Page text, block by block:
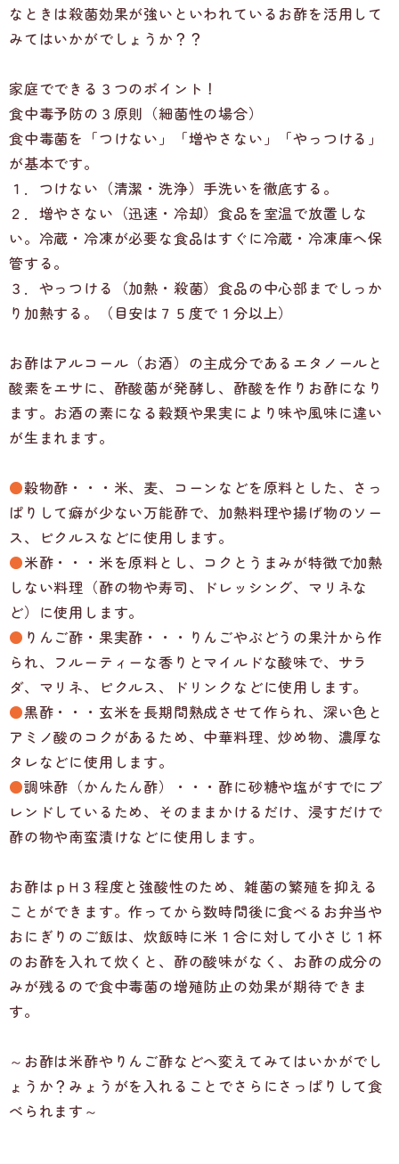
なときは殺菌効果が強いといわれているお酢を活用して
みてはいかがでしょうか？？
家庭でできる３つのポイント！
食中毒予防の３原則（細菌性の場合）
食中毒菌を「つけない」「増やさない」「やっつける」
が基本です。
１．つけない（清潔・洗浄）手洗いを徹底する。
２．増やさない（迅速・冷却）食品を室温で放置しな
い。冷蔵・冷凍が必要な食品はすぐに冷蔵・冷凍庫へ保
管する。
３．やっつける（加熱・殺菌）食品の中心部までしっか
り加熱する。（目安は７５度で１分以上）
お酢はアルコール（お酒）の主成分であるエタノールと
酸素をエサに、酢酸菌が発酵し、酢酸を作りお酢になり
ます。お酒の素になる穀類や果実により味や風味に違い
が生まれます。
●穀物酢・・・米、麦、コーンなどを原料とした、さっ
ぱりして癖が少ない万能酢で、加熱料理や揚げ物のソー
ス、ピクルスなどに使用します。
●米酢・・・米を原料とし、コクとうまみが特徴で加熱
しない料理（酢の物や寿司、ドレッシング、マリネな
ど）に使用します。
● りんご酢・果実酢・・・りんごやぶどうの果汁から作
られ、フルーティーな香りとマイルドな酸味で、サラ
ダ、マリネ、ピクルス、ドリンクなどに使用します。
●黒酢・・・玄米を長期間熟成させて作られ、深い色と
アミノ酸のコクがあるため、中華料理、炒め物、濃厚な
タレなどに使用します。
●調味酢（かんたん酢）・・・酢に砂糖や塩がすでにブ
レンドしているため、そのままかけるだけ、浸すだけで
酢の物や南蛮漬けなどに使用します。
お酢はｐH３程度と強酸性のため、雑菌の繁殖を抑える
ことができます。作ってから数時間後に食べるお弁当や
おにぎりのご飯は、炊飯時に米１合に対して小さじ１杯
のお酢を入れて炊くと、酢の酸味がなく、お酢の成分の
みが残るので食中毒菌の増殖防止の効果が期待できま
す。
～お酢は米酢やりんご酢などへ変えてみてはいかがでし
ょうか？みょうがを入れることでさらにさっぱりして食
べられます～